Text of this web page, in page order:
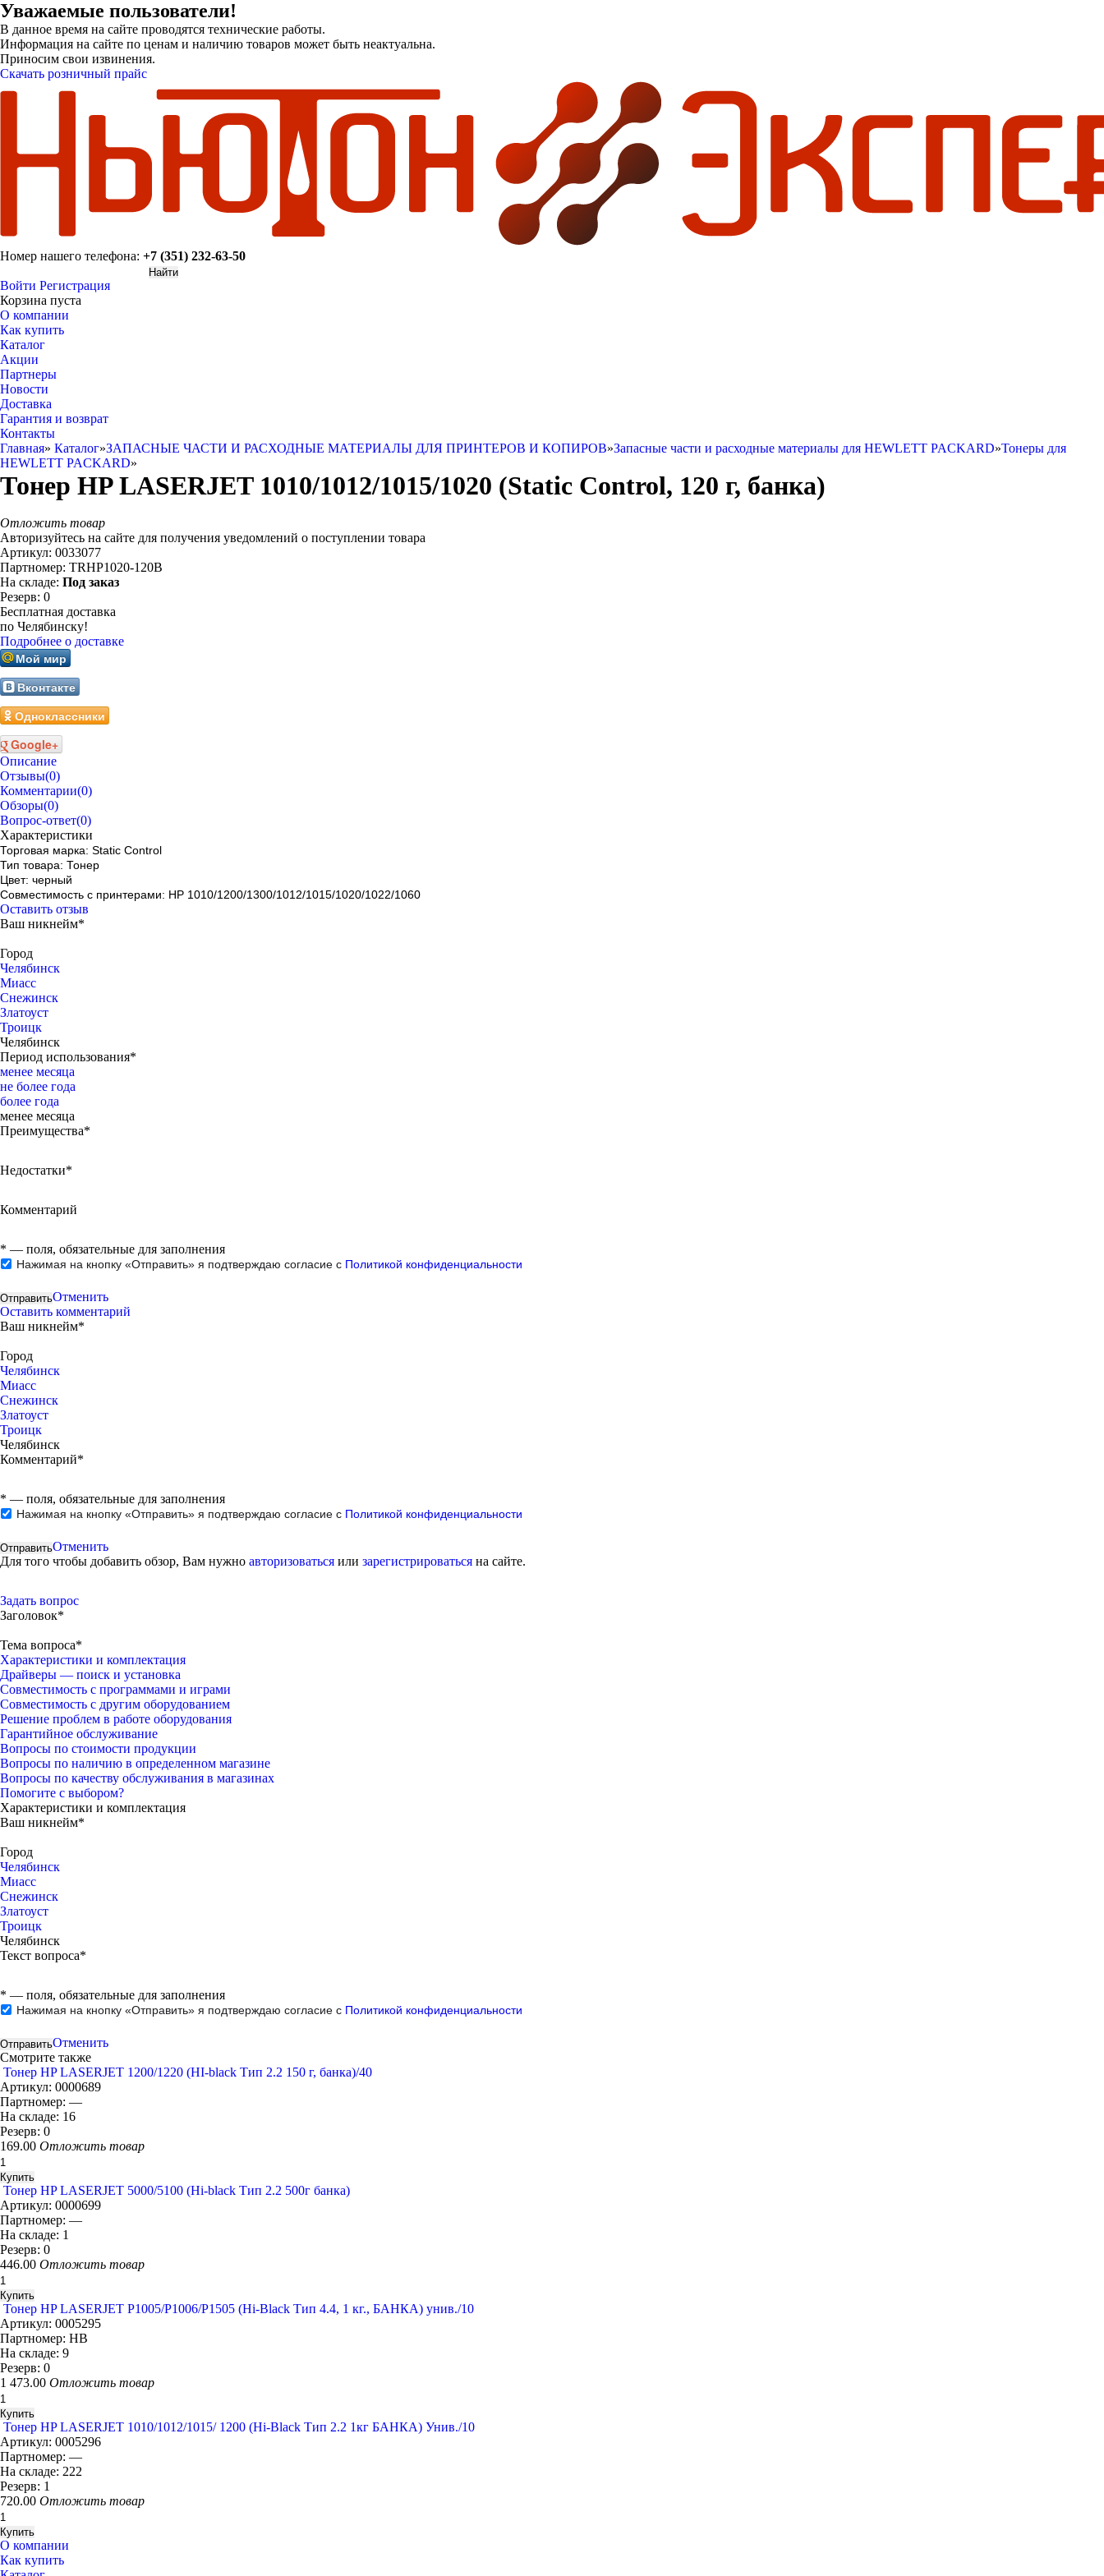
Уважаемые пользователи!
В данное время на сайте проводятся технические работы.
Информация на сайте по ценам и наличию товаров может быть неактуальна.
Приносим свои извинения.
Скачать розничный прайс
Номер нашего телефона: +7 (351) 232-63-50
Войти Регистрация
Корзина пуста
О компании
Как купить
Каталог
Акции
Партнеры
Новости
Доставка
Гарантия и возврат
Контакты
Главная» Каталог»ЗАПАСНЫЕ ЧАСТИ И РАСХОДНЫЕ МАТЕРИАЛЫ ДЛЯ ПРИНТЕРОВ И КОПИРОВ»Запасные части и расходные материалы для HEWLETT PACKARD»Тонеры для
HEWLETT PACKARD»
Тонер HP LASERJET 1010/1012/1015/1020 (Static Control, 120 г, банка)
Отложить товар
Авторизуйтесь на сайте для получения уведомлений о поступлении товара
Артикул: 0033077
Партномер: TRHP1020-120B
На складе: Под заказ
Резерв: 0
Бесплатная доставка
по Челябинску!
Подробнее о доставке
Мой мир
Вконтакте
Одноклассники
Google+
Описание
Отзывы(0)
Комментарии(0)
Обзоры(0)
Вопрос-ответ(0)
Характеристики
Торговая марка: Static Control
Тип товара: Тонер
Цвет: черный
Совместимость с принтерами: HP 1010/1200/1300/1012/1015/1020/1022/1060
Оставить отзыв
Ваш никнейм*
Город
Челябинск
Миасс
Снежинск
Златоуст
Троицк
Челябинск
Период использования*
менее месяца
не более года
более года
менее месяца
Преимущества*
Недостатки*
Комментарий
* — поля, обязательные для заполнения
Нажимая на кнопку «Отправить» я подтверждаю согласие с Политикой конфиденциальности
Отменить
Оставить комментарий
Ваш никнейм*
Город
Челябинск
Миасс
Снежинск
Златоуст
Троицк
Челябинск
Комментарий*
* — поля, обязательные для заполнения
Нажимая на кнопку «Отправить» я подтверждаю согласие с Политикой конфиденциальности
Отменить
Для того чтобы добавить обзор, Вам нужно авторизоваться или зарегистрироваться на сайте.
Задать вопрос
Заголовок*
Тема вопроса*
Характеристики и комплектация
Драйверы — поиск и установка
Совместимость с программами и играми
Совместимость с другим оборудованием
Решение проблем в работе оборудования
Гарантийное обслуживание
Вопросы по стоимости продукции
Вопросы по наличию в определенном магазине
Вопросы по качеству обслуживания в магазинах
Помогите с выбором?
Характеристики и комплектация
Ваш никнейм*
Город
Челябинск
Миасс
Снежинск
Златоуст
Троицк
Челябинск
Текст вопроса*
* — поля, обязательные для заполнения
Нажимая на кнопку «Отправить» я подтверждаю согласие с Политикой конфиденциальности
Отменить
Смотрите также
Тонер HP LASERJET 1200/1220 (HI-black Тип 2.2 150 г, банка)/40
Артикул: 0000689
Партномер: —
На складе: 16
Резерв: 0
169.00 Отложить товар
Тонер HP LASERJET 5000/5100 (Hi-black Тип 2.2 500г банка)
Артикул: 0000699
Партномер: —
На складе: 1
Резерв: 0
446.00 Отложить товар
Тонер HP LASERJET P1005/P1006/P1505 (Hi-Black Тип 4.4, 1 кг., БАНКА) унив./10
Артикул: 0005295
Партномер: HB
На складе: 9
Резерв: 0
1 473.00 Отложить товар
Тонер HP LASERJET 1010/1012/1015/ 1200 (Hi-Black Тип 2.2 1кг БАНКА) Унив./10
Артикул: 0005296
Партномер: —
На складе: 222
Резерв: 1
720.00 Отложить товар
О компании
Как купить